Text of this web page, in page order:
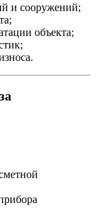
и сооружений;
объекта;